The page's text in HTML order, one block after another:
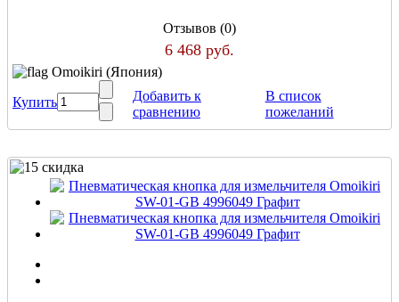
Отзывов (0)
6 468 руб.
Omoikiri (Япония)
Купить
Добавить к
сравнению
В список
пожеланий